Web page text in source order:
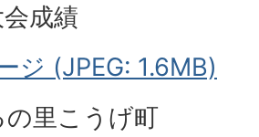
成績
ジ (JPEG: 1.6MB)
の里こうげ町